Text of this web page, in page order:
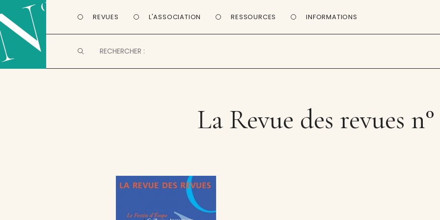
REVUES L'ASSOCIATION RESSOURCES INFORMATIONS
La Revue des revues n°